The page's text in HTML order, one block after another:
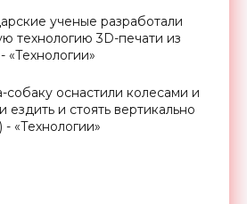
ученые разработали
технологию 3D-печати из
«Технологии»
собаку оснастили колесами и
ездить и стоять вертикально
- «Технологии»